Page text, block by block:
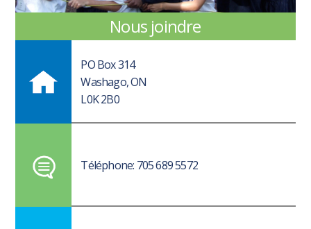
Nous joindre
PO Box 314
Washago, ON
L0K 2B0
Téléphone: 705 689 5572